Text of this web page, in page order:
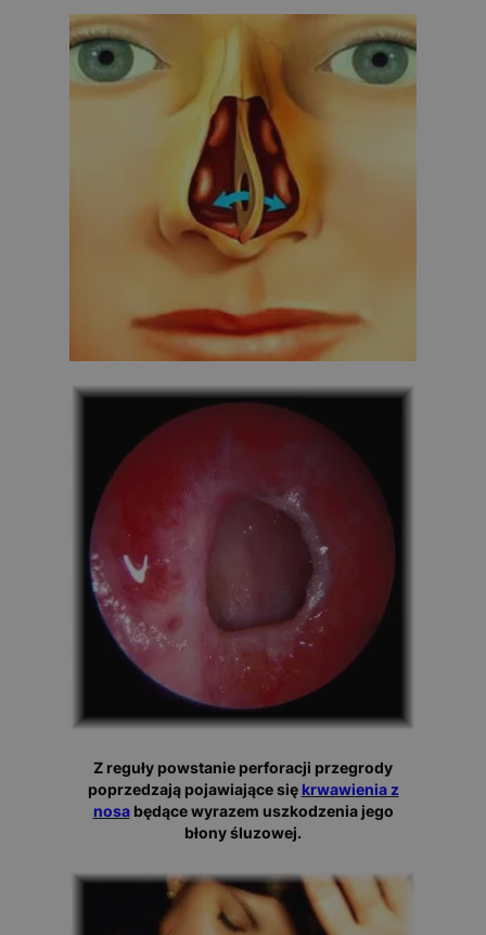
Z reguły powstanie perforacji przegrody
poprzedzają pojawiające się krwawienia z
nosabędące wyrazem uszkodzenia jego
błony śluzowej.